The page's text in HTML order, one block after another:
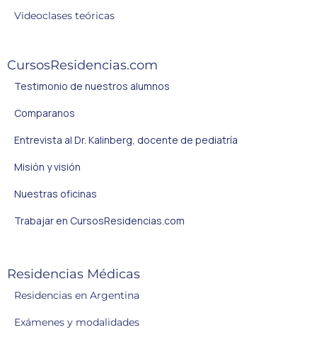
Videoclases teóricas
CursosResidencias.com
Testimonio de nuestros alumnos
Comparanos
Entrevista al Dr. Kalinberg, docente de pediatría
Misión y visión
Nuestras oficinas
Trabajar en CursosResidencias.com
Residencias Médicas
Residencias en Argentina
Exámenes y modalidades